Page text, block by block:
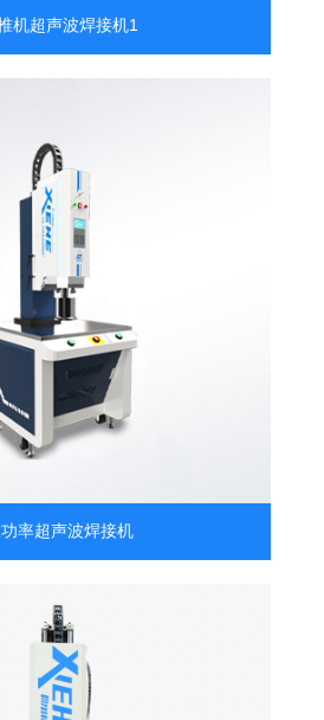
机超声波焊接机1
率超声波焊接机